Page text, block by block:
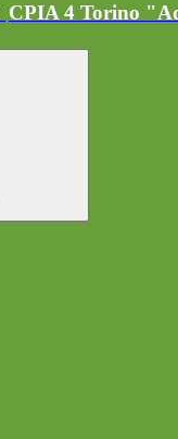
CPIA 4 Torino